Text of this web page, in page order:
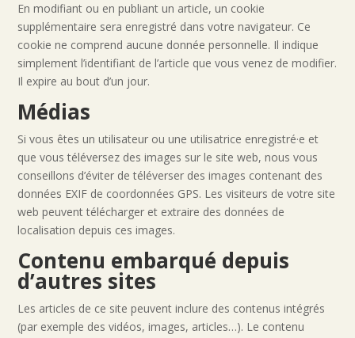
En modifiant ou en publiant un article, un cookie
supplémentaire sera enregistré dans votre navigateur. Ce
cookie ne comprend aucune donnée personnelle. Il indique
simplement l’identifiant de l’article que vous venez de modifier.
Il expire au bout d’un jour.
Médias
Si vous êtes un utilisateur ou une utilisatrice enregistré·e et
que vous téléversez des images sur le site web, nous vous
conseillons d’éviter de téléverser des images contenant des
données EXIF de coordonnées GPS. Les visiteurs de votre site
web peuvent télécharger et extraire des données de
localisation depuis ces images.
Contenu embarqué depuis
d’autres sites
Les articles de ce site peuvent inclure des contenus intégrés
(par exemple des vidéos, images, articles…). Le contenu